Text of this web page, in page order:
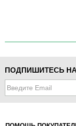
ПОДПИШИТЕСЬ